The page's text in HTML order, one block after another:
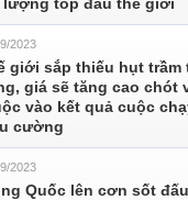
2023
giới sắp thiếu hụt trầm
giá sẽ tăng cao chót
vào kết quả cuộc
cường
2023
Quốc lên cơn sốt